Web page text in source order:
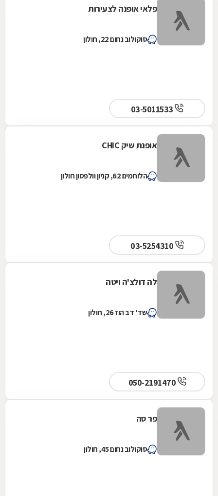
פלאי אופנה לצעירות
סוקולוב נחום 22, חולון
03-5011533
אופנת שיק CHIC
הלוחמים 62, קניון וולפסון חולון
לה דולצ'ה ויטה
שד' דב הוז 26, חולון
פר סה
סוקולוב נחום 45, חולון